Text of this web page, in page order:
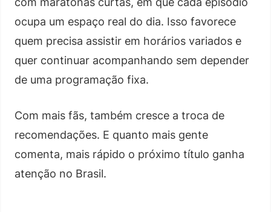
ocupa um espaço real do dia. Isso favorece
quem precisa assistir em horários variados e
quer continuar acompanhando sem depender
de uma programação fixa.
Com mais fãs, também cresce a troca de
recomendações. E quanto mais gente
comenta, mais rápido o próximo título ganha
atenção no Brasil.